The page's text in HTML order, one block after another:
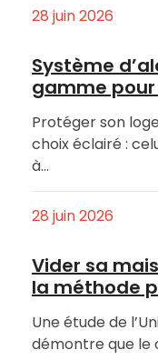
28 juin 2026
Système
gamme
Protéger son
choix éclairé :
à…
28 juin 2026
Vider sa
la méthode
Une étude de
démontre que le